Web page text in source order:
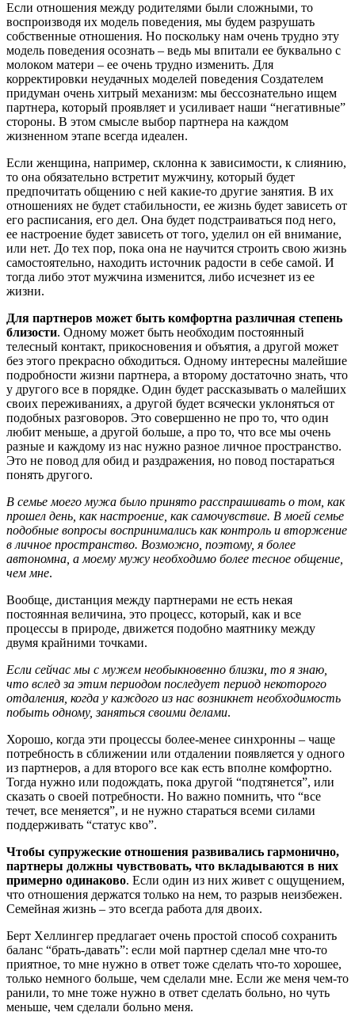
Если отношения между родителями были сложными, то
воспроизводя их модель поведения, мы будем разрушать
собственные отношения. Но поскольку нам очень трудно эту
модель поведения осознать – ведь мы впитали ее буквально с
молоком матери – ее очень трудно изменить. Для
корректировки неудачных моделей поведения Создателем
придуман очень хитрый механизм: мы бессознательно ищем
партнера, который проявляет и усиливает наши “негативные”
стороны. В этом смысле выбор партнера на каждом
жизненном этапе всегда идеален.
Если женщина, например, склонна к зависимости, к слиянию,
то она обязательно встретит мужчину, который будет
предпочитать общению с ней какие-то другие занятия. В их
отношениях не будет стабильности, ее жизнь будет зависеть от
его расписания, его дел. Она будет подстраиваться под него,
ее настроение будет зависеть от того, уделил он ей внимание,
или нет. До тех пор, пока она не научится строить свою жизнь
самостоятельно, находить источник радости в себе самой. И
тогда либо этот мужчина изменится, либо исчезнет из ее
жизни.
Для партнеров может быть комфортна различная степень
близости. Одному может быть необходим постоянный
телесный контакт, прикосновения и объятия, а другой может
без этого прекрасно обходиться. Одному интересны малейшие
подробности жизни партнера, а второму достаточно знать, что
у другого все в порядке. Один будет рассказывать о малейших
своих переживаниях, а другой будет всячески уклоняться от
подобных разговоров. Это совершенно не про то, что один
любит меньше, а другой больше, а про то, что все мы очень
разные и каждому из нас нужно разное личное пространство.
Это не повод для обид и раздражения, но повод постараться
понять другого.
В семье моего мужа было принято расспрашивать о том, как
прошел день, как настроение, как самочувствие. В моей семье
подобные вопросы воспринимались как контроль и вторжение
в личное пространство. Возможно, поэтому, я более
автономна, а моему мужу необходимо более тесное общение,
чем мне.
Вообще, дистанция между партнерами не есть некая
постоянная величина, это процесс, который, как и все
процессы в природе, движется подобно маятнику между
двумя крайними точками.
Если сейчас мы с мужем необыкновенно близки, то я знаю,
что вслед за этим периодом последует период некоторого
отдаления, когда у каждого из нас возникнет необходимость
побыть одному, заняться своими делами.
Хорошо, когда эти процессы более-менее синхронны – чаще
потребность в сближении или отдалении появляется у одного
из партнеров, а для второго все как есть вполне комфортно.
Тогда нужно или подождать, пока другой “подтянется”, или
сказать о своей потребности. Но важно помнить, что “все
течет, все меняется”, и не нужно стараться всеми силами
поддерживать “статус кво”.
Чтобы супружеские отношения развивались гармонично,
партнеры должны чувствовать, что вкладываются в них
примерно одинаково. Если один из них живет с ощущением,
что отношения держатся только на нем, то разрыв неизбежен.
Семейная жизнь – это всегда работа для двоих.
Берт Хеллингер предлагает очень простой способ сохранить
баланс “брать-давать”: если мой партнер сделал мне что-то
приятное, то мне нужно в ответ тоже сделать что-то хорошее,
только немного больше, чем сделали мне. Если же меня чем-то
ранили, то мне тоже нужно в ответ сделать больно, но чуть
меньше, чем сделали больно меня.